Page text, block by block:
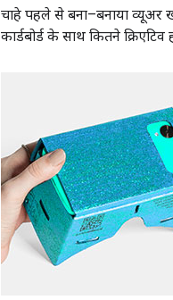
चाहे पहले से बना–बनाया व्यूअर
कार्डबोर्ड के साथ कितने